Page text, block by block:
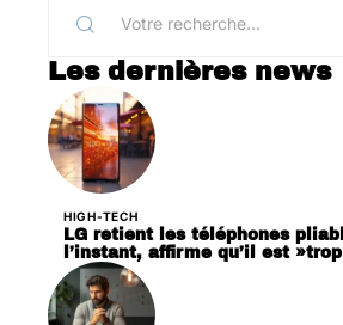
Les dernières news
HIGH-TECH
LG retient les téléphones
l’instant, affirme qu’il est